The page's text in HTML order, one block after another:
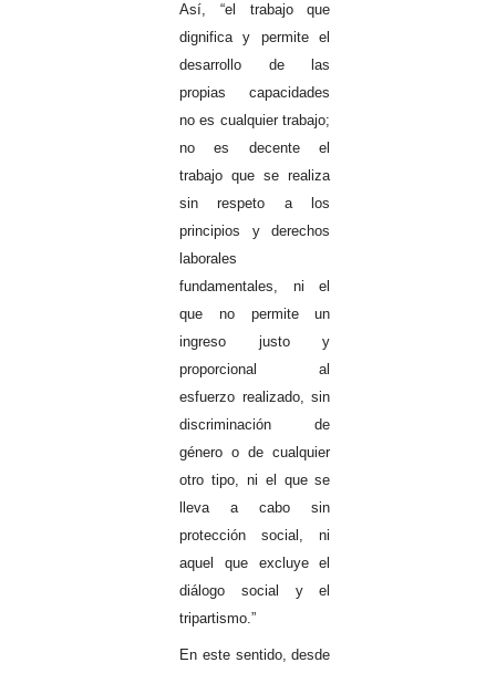
Así, “el trabajo que
dignifica y permite el
desarrollo de las
propias capacidades
no es cualquier trabajo;
no es decente el
trabajo que se realiza
sin respeto a los
principios y derechos
laborales
fundamentales, ni el
que no permite un
ingreso justo y
proporcional al
esfuerzo realizado, sin
discriminación de
género o de cualquier
otro tipo, ni el que se
lleva a cabo sin
protección social, ni
aquel que excluye el
diálogo social y el
tripartismo.”
En este sentido, desde